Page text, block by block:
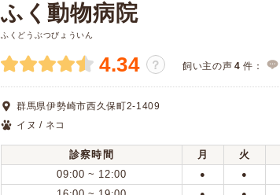
ふく動物病院
ふくどうぶつびょういん
4.34 ？ 飼い主の声 4 件：
群馬県伊勢崎市西久保町2-1409
イヌ / ネコ
診察時間 月 火
09:00 ~ 12:00
● ●